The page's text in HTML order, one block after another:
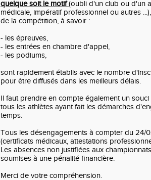
quelque soit le motif(oubli d'un club ou d'un
médicale, impératif professionnel ou autres
de la compétition, à savoir :
- les épreuves,
- les entrées en chambre d'appel,
- les podiums,
sont rapidement établis avec le nombre
pour être diffusés dans les meilleurs délais.
Il faut prendre en compte également un
tous les athlètes ayant fait les démarches
temps.
Tous les désengagements à compter du 24/
(certificats médicaux, attestations
Les absences non justifiées aux
soumises à une pénalité financière.
Merci de votre compréhension.